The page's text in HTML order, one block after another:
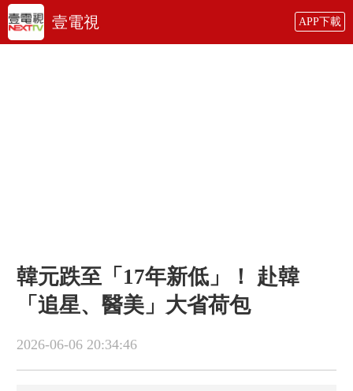
壹電視 APP下載
韓元跌至「17年新低」！ 赴韓
「追星、醫美」大省荷包
2026-06-06 20:34:46